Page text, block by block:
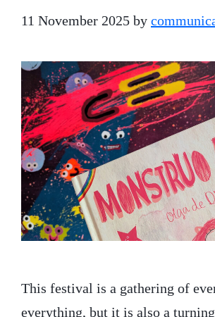
11 November 2025 by
This festival is a gathering of
everything, but it is also a